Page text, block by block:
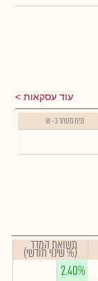
עוד עסקאות
נפח מסחר ב- ₪
תשואת המדד
(% שינוי חודשי)
2.40%